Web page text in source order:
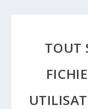
TOUT